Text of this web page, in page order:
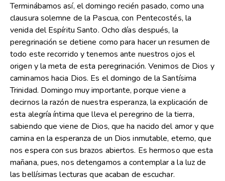
Terminábamos así, el domingo recién pasado, como una
clausura solemne de la Pascua, con Pentecostés, la
venida del Espíritu Santo. Ocho días después, la
peregrinación se detiene como para hacer un resumen de
todo este recorrido y tenemos ante nuestros ojos el
origen y la meta de esta peregrinación. Venimos de Dios y
caminamos hacia Dios. Es el domingo de la Santísima
Trinidad. Domingo muy importante, porque viene a
decirnos la razón de nuestra esperanza, la explicación de
esta alegría íntima que lleva el peregrino de la tierra,
sabiendo que viene de Dios, que ha nacido del amor y que
camina en la esperanza de un Dios inmutable, eterno, que
nos espera con sus brazos abiertos. Es hermoso que esta
mañana, pues, nos detengamos a contemplar a la luz de
las bellísimas lecturas que acaban de escuchar.